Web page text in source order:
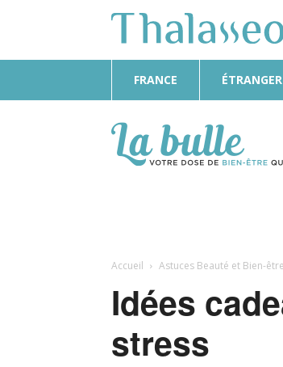
FRANCE ÉTRANGER
Accueil Astuces Beauté et Bien-être
Idées
stress